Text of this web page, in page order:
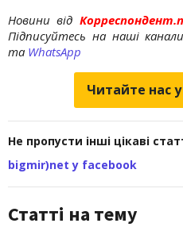
Новини від
Підписуйтесь на наші канали
та WhatsApp
Читайте нас
Не пропусти інші цікаві
bigmir)net у facebook
Статті на тему